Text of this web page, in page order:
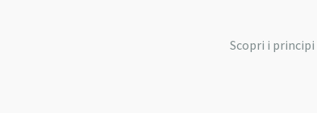
Scopri i